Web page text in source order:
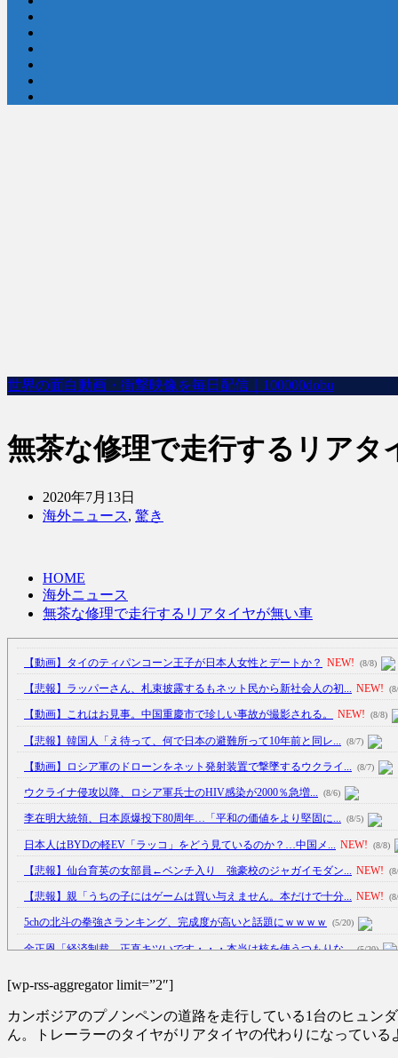
世界の面白動画・衝撃映像を毎日配信｜100000dobu
無茶な修理で走行するリアタ
2020年7月13日
海外ニュース, 驚き
HOME
海外ニュース
無茶な修理で走行するリアタイヤが無い車
【動画】タイのティパンコーン王子が日本人女性とデートか？ NEW! (8/8)
【悲報】ラッパーさん、札束披露するもネット民から新社会人の初... NEW!
【動画】これはお見事。中国重慶市で珍しい事故が撮影される。 NEW! (8/8)
【悲報】韓国人「え待って、何で日本の避難所って10年前と同レ... (8/7)
【動画】ロシア軍のドローンをネット発射装置で撃墜するウクライ... (8/7)
ウクライナ侵攻以降、ロシア軍兵士のHIV感染が2000％急増... (8/6)
李在明大統領、日本原爆投下80周年…「平和の価値をより堅固に... (8/5)
日本人はBYDの軽EV「ラッコ」をどう見ているのか？…中国メ... NEW! (8/8)
【悲報】仙台育英の女部員←ベンチ入り 強豪校のジャガイモダン... NEW!
【悲報】親「うちの子にはゲームは買い与えません。本だけで十分... NEW!
5chの北斗の拳強さランキング、完成度が高いと話題にｗｗｗｗ (5/20)
金正恩「経済制裁、正直キツいです・・・本当は核を使うつもりな... (5/20)
顔20点、体80点と評価されていた女子学生が男子学生らの性の...
[wp-rss-aggregator limit=”2″]
カンボジアのプノンペンの道路を走行している1台のヒュン
ん。トレーラーのタイヤがリアタイヤの代わりになってい